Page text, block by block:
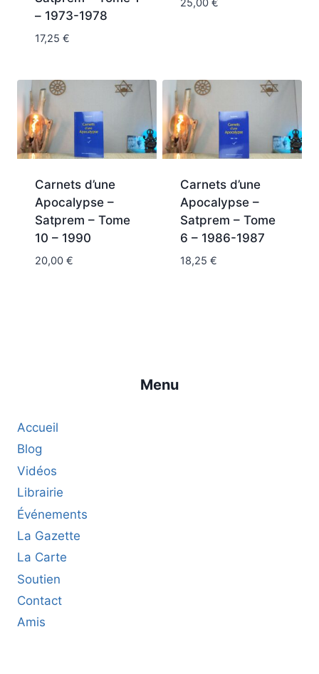
– 1973-1978
17,25 €
25,00 €
Carnets d’une
Apocalypse –
Satprem – Tome
10 – 1990
20,00 €
Carnets d’une
Apocalypse –
Satprem – Tome
6 – 1986-1987
18,25 €
Menu
Accueil
Blog
Vidéos
Librairie
Événements
La Gazette
La Carte
Soutien
Contact
Amis